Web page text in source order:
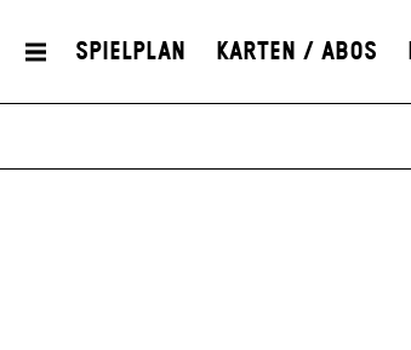
Spielplan Karten / Abos